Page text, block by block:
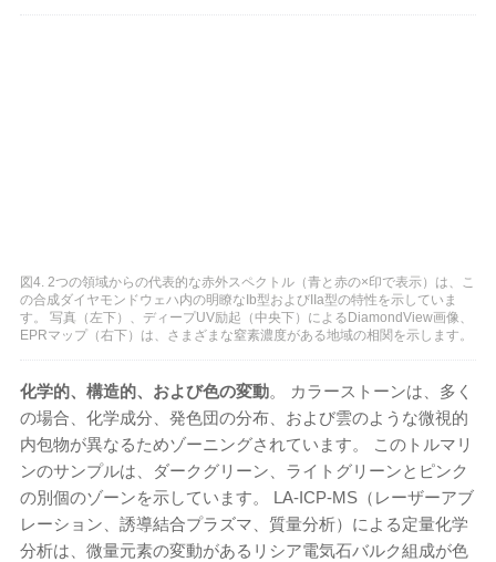
図4. 2つの領域からの代表的な赤外スペクトル（青と赤の×印で表示）は、こ
の合成ダイヤモンドウェハ内の明瞭なIb型およびIIa型の特性を示していま
す。 写真（左下）、ディープUV励起（中央下）によるDiamondView画像、
EPRマップ（右下）は、さまざまな窒素濃度がある地域の相関を示します。
化学的、構造的、および色の変動。 カラーストーンは、多く
の場合、化学成分、発色団の分布、および雲のような微視的
内包物が異なるためゾーニングされています。 このトルマリ
ンのサンプルは、ダークグリーン、ライトグリーンとピンク
の別個のゾーンを示しています。 LA-ICP-MS（レーザーアブ
レーション、誘導結合プラズマ、質量分析）による定量化学
分析は、微量元素の変動があるリシア電気石バルク組成が色